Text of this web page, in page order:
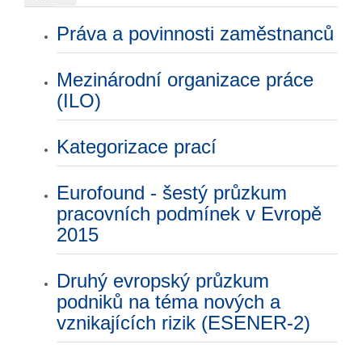
štítku
Práva a povinnosti zaměstnanců
Mezinárodní organizace práce
(ILO)
Kategorizace prací
Eurofound - šestý průzkum
pracovních podmínek v Evropě
2015
Druhý evropský průzkum
podniků na téma nových a
vznikajících rizik (ESENER-2)